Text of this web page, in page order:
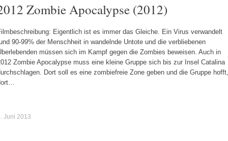
Zombie Apocalypse (2012)
Eigentlich ist es immer das Gleiche. Ein Virus verwandelt
90-99% der Menschheit in wandelnde Untote und die verbliebenen
müssen sich im Kampf gegen die Zombies beweisen. Auch in
Zombie Apocalypse muss eine kleine Gruppe sich bis zur Insel Catalina
Dort soll es eine zombiefreie Zone geben und die Gruppe hofft,
Juni 2013